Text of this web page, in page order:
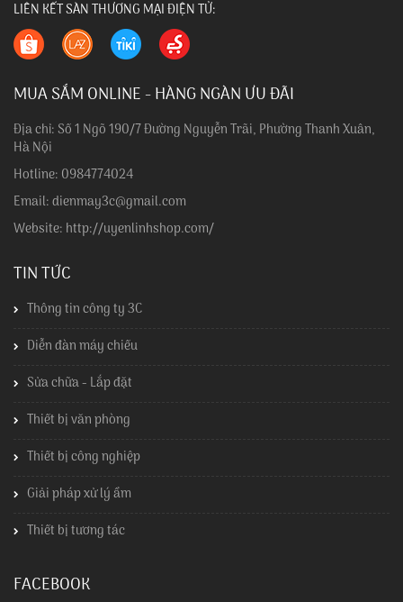
LIÊN KẾT SÀN THƯƠNG MẠI ĐIỆN TỬ:
MUA SẮM ONLINE - HÀNG NGÀN ƯU ĐÃI
Địa chỉ: Số 1 Ngõ 190/7 Đường Nguyễn Trãi, Phường Thanh Xuân,
Hà Nội
Hotline: 0984774024
Email: dienmay3c@gmail.com
Website: http://uyenlinhshop.com/
TIN TỨC
Thông tin công ty 3C
Diễn đàn máy chiếu
Sửa chữa - Lắp đặt
Thiết bị văn phòng
Thiết bị công nghiệp
Giải pháp xử lý ẩm
Thiết bị tương tác
FACEBOOK